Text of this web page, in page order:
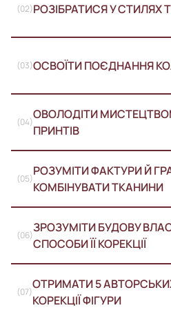
(02)РОЗІБРАТИСЯ У СТИЛЯХ
(03)ОСВОЇТИ ПОЄДНАННЯ
(04)
ОВОЛОДІТИ
ПРИНТІВ
(05)
РОЗУМІТИ ФАКТУРИ Й
КОМБІНУВАТИ ТКАНИНИ
(06)
ЗРОЗУМІТИ БУДОВУ
СПОСОБИ ЇЇ КОРЕКЦІЇ
(07)
ОТРИМАТИ 5
КОРЕКЦІЇ ФІГУРИ